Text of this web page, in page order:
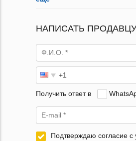
НАПИСАТЬ ПРОДАВЦУ
Получить ответ в
Подтверждаю согласие с